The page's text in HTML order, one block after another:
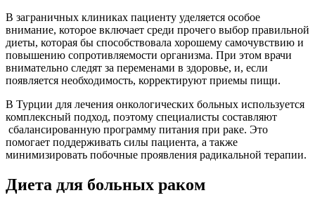
В заграничных клиниках пациенту уделяется особое
внимание, которое включает среди прочего выбор правильной
диеты, которая бы способствовала хорошему самочувствию и
повышению сопротивляемости организма. При этом врачи
внимательно следят за переменами в здоровье, и, если
появляется необходимость, корректируют приемы пищи.
В Турции для лечения онкологических больных используется
комплексный подход, поэтому специалисты составляют
сбалансированную программу питания при раке. Это
помогает поддерживать силы пациента, а также
минимизировать побочные проявления радикальной терапии.
Диета для больных раком